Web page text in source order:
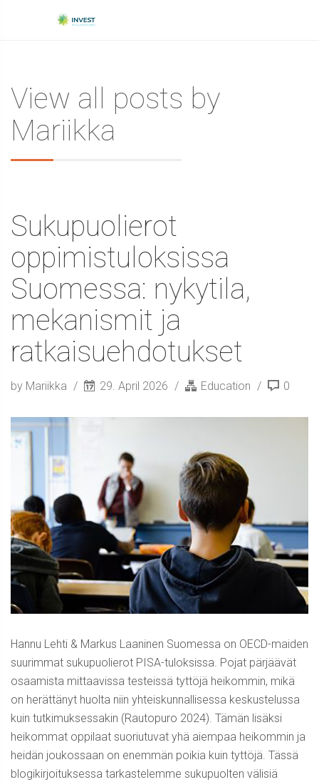
View all posts by
Mariikka
Sukupuolierot
oppimistuloksissa
Suomessa: nykytila,
mekanismit ja
ratkaisuehdotukset
by Mariikka 29. April 2026 Education 0
Hannu Lehti & Markus Laaninen Suomessa on OECD-maiden
suurimmat sukupuolierot PISA-tuloksissa. Pojat pärjäävät
osaamista mittaavissa testeissä tyttöjä heikommin, mikä
on herättänyt huolta niin yhteiskunnallisessa keskustelussa
kuin tutkimuksessakin (Rautopuro 2024). Tämän lisäksi
heikommat oppilaat suoriutuvat yhä aiempaa heikommin ja
heidän joukossaan on enemmän poikia kuin tyttöjä. Tässä
blogikirjoituksessa tarkastelemme sukupuolten välisiä